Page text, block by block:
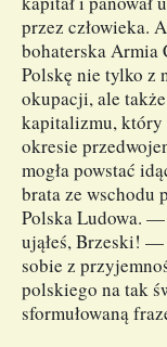
przez człowieka.
bohaterska Armia
Polskę nie tylko z
okupacji, ale
kapitalizmu, który
okresie
mogła powstać
brata ze wschodu
Polska Ludowa.
ująłeś, Brzeski! —
sobie z
polskiego na tak
sformułowaną